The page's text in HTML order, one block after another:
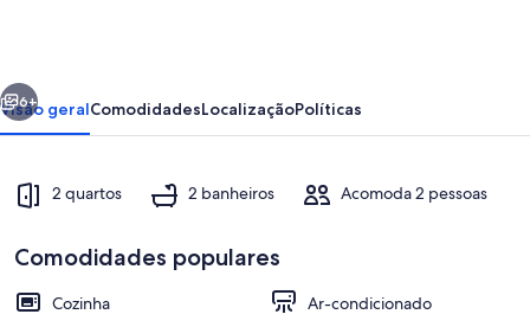
Próximo
6+
Visão geralComodidadesLocalizaçãoPolíticas
2 quartos 2 banheiros Acomoda 2 pessoas
Comodidades populares
Cozinha
Ar-condicionado